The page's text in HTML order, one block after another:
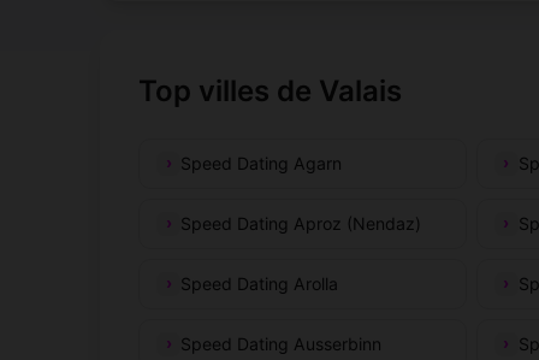
Top villes de Valais
Speed Dating Agarn
Speed Dating Aproz (Nendaz)
Speed Dating Arolla
Speed Dating Ausserbinn